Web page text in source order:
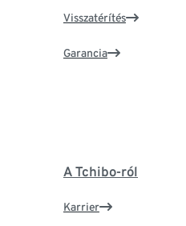
Visszatérítés
Garancia
A Tchibo-ról
Karrier